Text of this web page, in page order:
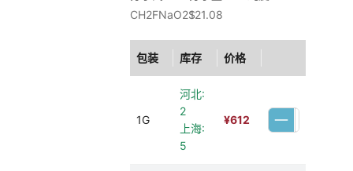
CH2FNaO2S121.08
包装 库存 价格
1G
河北:
2
上海:
5
¥612